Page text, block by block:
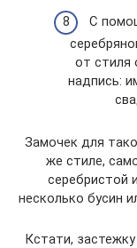
С
от стиля
надпись:
Замочек для
же стиле,
серебристой
несколько бусин
Кстати,